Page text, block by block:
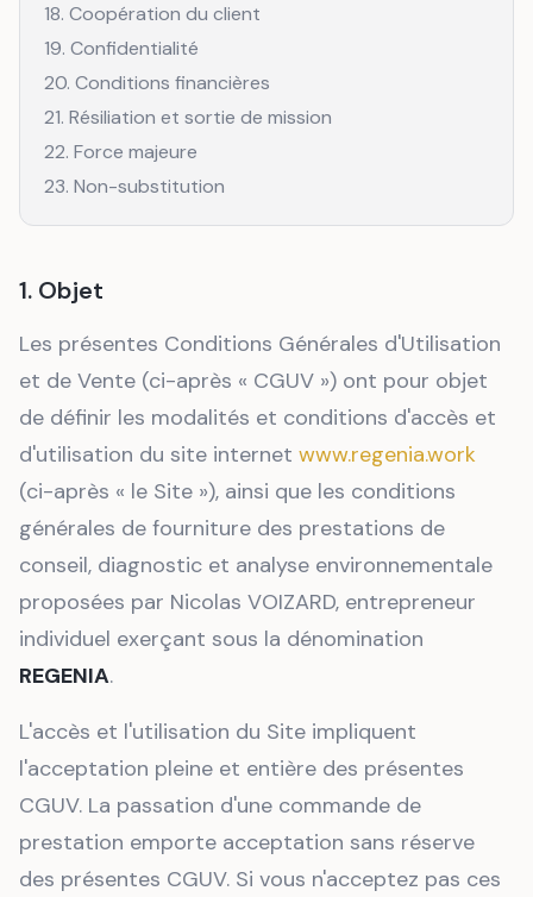
18. Coopération du client
19. Confidentialité
20. Conditions financières
21. Résiliation et sortie de mission
22. Force majeure
23. Non-substitution
1. Objet
Les présentes Conditions Générales d'Utilisation
et de Vente (ci-après « CGUV ») ont pour objet
de définir les modalités et conditions d'accès et
d'utilisation du site internet www.regenia.work
(ci-après « le Site »), ainsi que les conditions
générales de fourniture des prestations de
conseil, diagnostic et analyse environnementale
proposées par Nicolas VOIZARD, entrepreneur
individuel exerçant sous la dénomination
REGENIA.
L'accès et l'utilisation du Site impliquent
l'acceptation pleine et entière des présentes
CGUV. La passation d'une commande de
prestation emporte acceptation sans réserve
des présentes CGUV. Si vous n'acceptez pas ces